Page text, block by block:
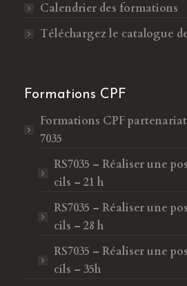
Calendrier des formations
Téléchargez le catalogue
Formations CPF
Formations CPF
7035
RS7035 – Réaliser une
cils – 21 h
RS7035 – Réaliser une
cils – 28 h
RS7035 – Réaliser une
cils – 35h